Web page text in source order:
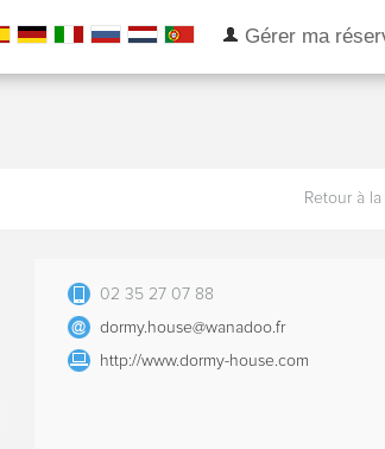
Gérer ma
Retour à la
02 35 27 07 88
dormy.house@wanadoo.fr
http://www.dormy-house.com